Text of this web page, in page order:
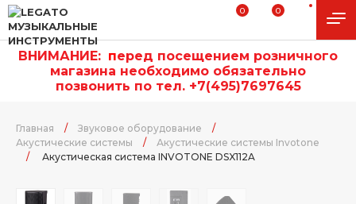
0 0
ВНИМАНИЕ: перед посещением розничного
магазина необходимо обязательно
позвонить по тел. +7(495)7697645
Главная / Звуковое оборудование
/
Акустические системы
/
Акустические системы Invotone
/
Акустическая система INVOTONE DSX112A